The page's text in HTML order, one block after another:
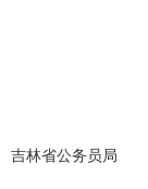
吉林省公务员局